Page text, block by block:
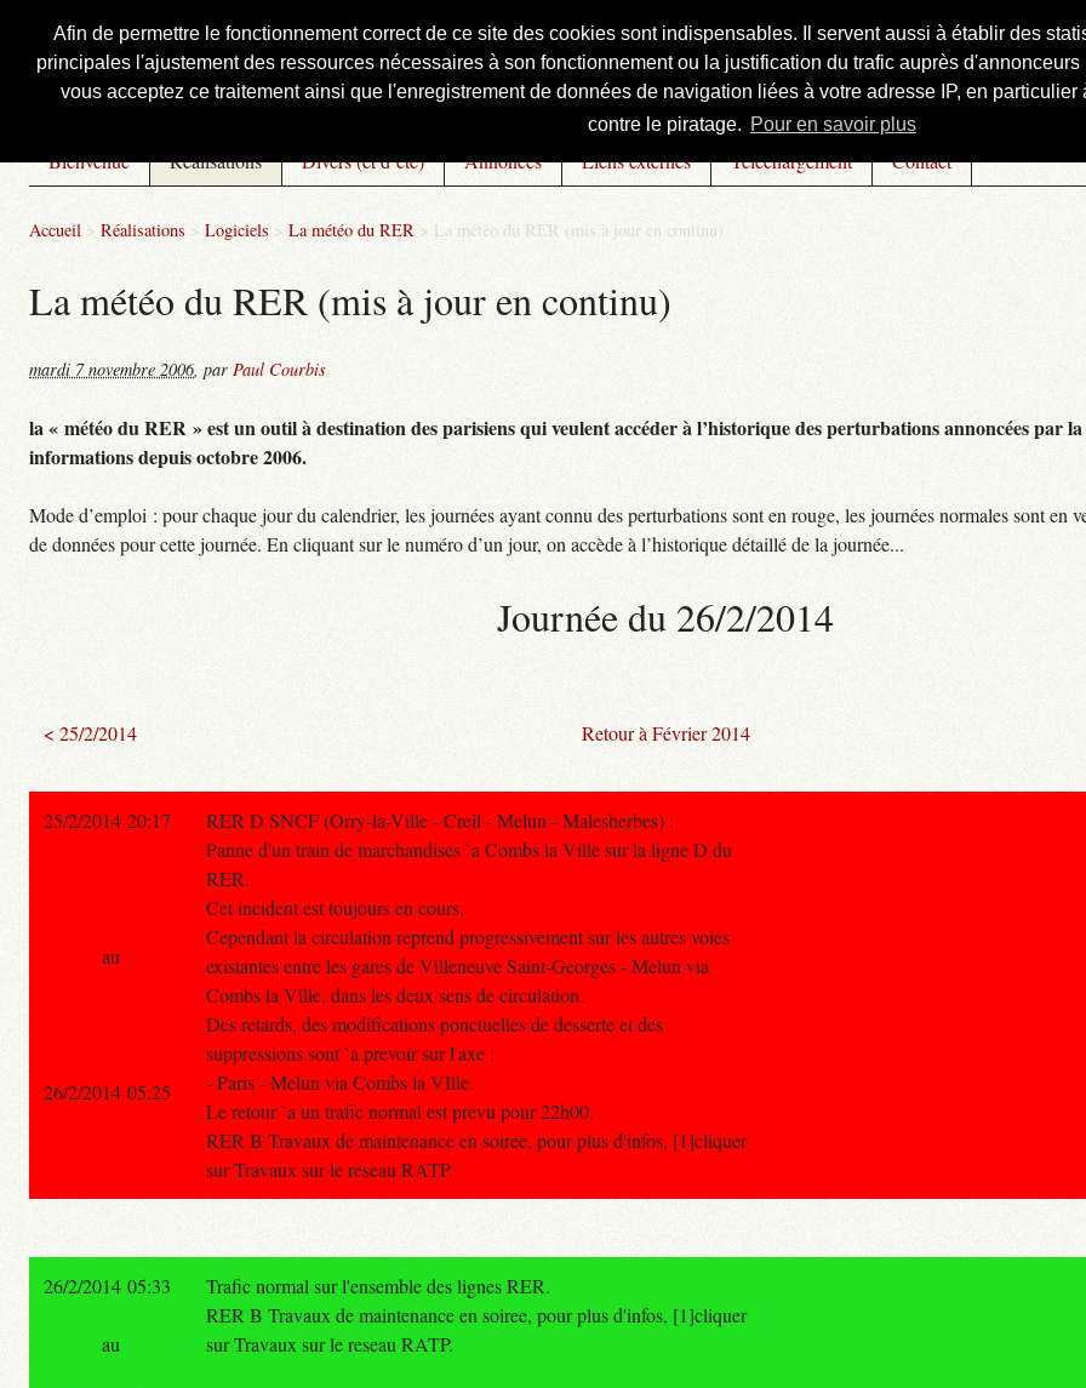
Afin de permettre le fonctionnement correct de ce site des cookies sont indispensables. Il servent aussi à établir des
principales l'ajustement des ressources nécessaires à son fonctionnement ou la justification du trafic auprès
vous acceptez ce traitement ainsi que l'enregistrement de données de navigation liées à votre adresse IP, en
contre le piratage. Pour en savoir plus
Courbis, « LE » Blog Officiel
Bienvenue Réalisations Divers (et d’été) Annonces Liens externes Téléchargement Contact
Accueil > Réalisations > Logiciels > La météo du RER > La météo du RER (mis à jour en continu)
La météo du RER (mis à jour en continu)
mardi 7 novembre 2006, par Paul Courbis
la « météo du RER » est un outil à destination des parisiens qui veulent accéder à l’historique des perturbations annoncées par
informations depuis octobre 2006.
Mode d’emploi : pour chaque jour du calendrier, les journées ayant connu des perturbations sont en rouge, les journées normales sont en
de données pour cette journée. En cliquant sur le numéro d’un jour, on accède à l’historique détaillé de la journée...
Journée du 26/2/2014
< 25/2/2014 Retour à Février 2014
25/2/2014 20:17
RER D SNCF (Orry-la-Ville - Creil - Melun - Malesherbes) :
Panne d'un train de marchandises `a Combs la Ville sur la ligne D du
RER.
Cet incident est toujours en cours.
Cependant la circulation reprend progressivement sur les autres voies
existantes entre les gares de Villeneuve Saint-Georges - Melun via
Combs la Ville, dans les deux sens de circulation.
Des retards, des modifications ponctuelles de desserte et des
suppressions sont `a prevoir sur l'axe :
- Paris - Melun via Combs la VIlle.
Le retour `a un trafic normal est prevu pour 22h00.
RER B Travaux de maintenance en soiree, pour plus d'infos, [1]cliquer
sur Travaux sur le reseau RATP.
au
26/2/2014 05:25
26/2/2014 05:33
Trafic normal sur l'ensemble des lignes RER.
RER B Travaux de maintenance en soiree, pour plus d'infos, [1]cliquer
sur Travaux sur le reseau RATP.
au